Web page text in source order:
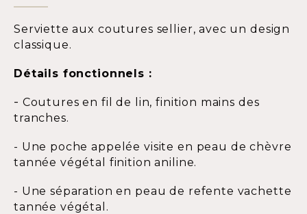
Serviette aux coutures sellier, avec un design
classique.
Détails fonctionnels :
- Coutures en fil de lin, finition mains des
tranches.
- Une poche appelée visite en peau de chèvre
tannée végétal finition aniline.
- Une séparation en peau de refente vachette
tannée végétal.